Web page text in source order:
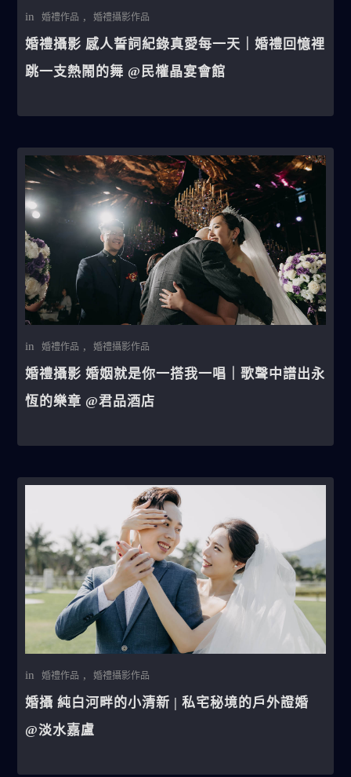
in 婚禮作品 , 婚禮攝影作品
婚禮攝影 感人誓詞紀錄真愛每一天｜婚禮回憶裡
跳一支熱鬧的舞 @民權晶宴會館
in 婚禮作品 , 婚禮攝影作品
婚禮攝影 婚姻就是你一搭我一唱｜歌聲中譜出永
恆的樂章 @君品酒店
in 婚禮作品 , 婚禮攝影作品
婚攝 純白河畔的小清新 | 私宅秘境的戶外證婚
@淡水嘉盧